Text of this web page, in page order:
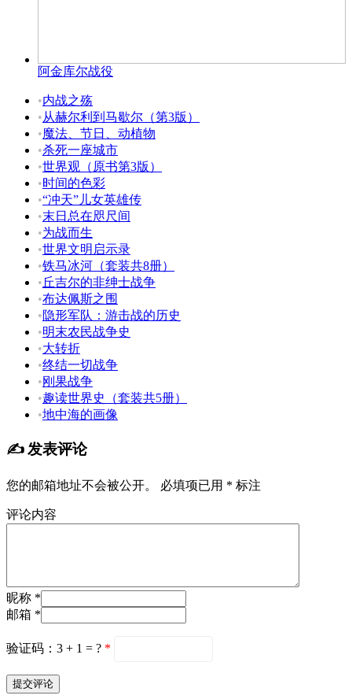
阿金库尔战役
•内战之殇
•从赫尔利到马歇尔（第3版）
•魔法、节日、动植物
•杀死一座城市
•世界观（原书第3版）
•时间的色彩
•“冲天”儿女英雄传
•末日总在咫尺间
•为战而生
•世界文明启示录
•铁马冰河（套装共8册）
• 丘吉尔的非绅士战争
•布达佩斯之围
•隐形军队：游击战的历史
•明末农民战争史
•大转折
•终结一切战争
•刚果战争
•趣读世界史（套装共5册）
•地中海的画像
✍️ 发表评论
您的邮箱地址不会被公开。 必填项已用 * 标注
评论内容
昵称 *
邮箱 *
验证码：3 + 1 = ? *